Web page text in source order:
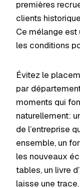
premières
clients
Ce mélange
les conditions
Évitez le
par
moments qui
naturellement:
de l’entreprise
ensemble, un
les nouveaux
tables, un livre
laisse une trace.